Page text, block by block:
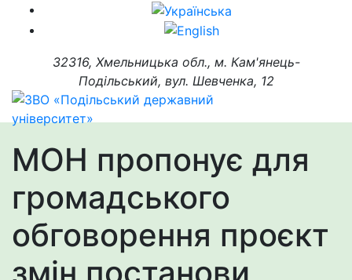
32316, Хмельницька обл., м. Кам'янець-
Подільський, вул. Шевченка, 12
МОН пропонує для
громадського
обговорення проєкт